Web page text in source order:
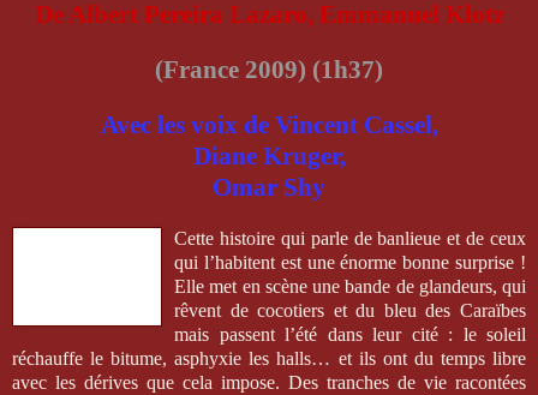
De Albert Pereira Lazaro, Emmanuel Klotz
(France 2009) (1h37)
Avec les voix de Vincent Cassel,
Diane Kruger,
Omar Shy
Cette histoire qui parle de banlieue et de ceux
qui l’habitent est une énorme bonne surprise !
Elle met en scène une bande de glandeurs, qui
rêvent de cocotiers et du bleu des Caraïbes
mais passent l’été dans leur cité : le soleil
réchauffe le bitume, asphyxie les halls… et ils ont du temps libre
avec les dérives que cela impose. Des tranches de vie racontées